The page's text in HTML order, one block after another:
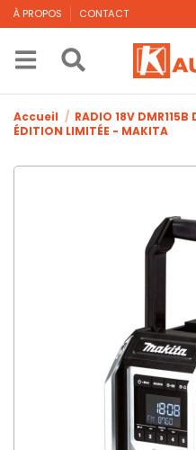
À PROPOS CONTACT
Accueil
RADIO 18V
ÉDITION LIMITÉE - MAKITA